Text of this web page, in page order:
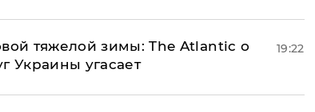
тяжелой зимы: The Atlantic о
Украины угасает
19:22